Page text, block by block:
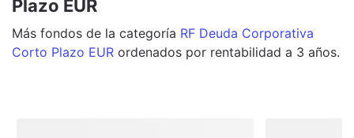
Plazo EUR
Más fondos de la categoría RF Deuda Corporativa
Corto Plazo EUR ordenados por rentabilidad a 3 años.